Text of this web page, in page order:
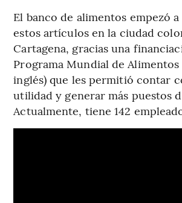
El banco de alimentos empezó
estos artículos en la ciudad
Cartagena, gracias una
Programa Mundial de Alimentos
inglés) que les permitió contar
utilidad y generar más puestos
Actualmente, tiene 142